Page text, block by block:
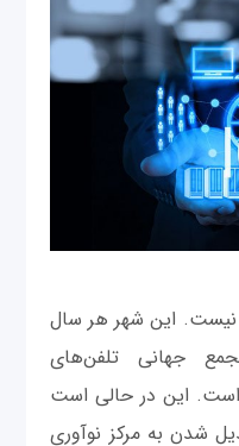
نیست. این شهر هر سال
جهانی تلفن‌های
است. این در حالی است
شدن به مرکز نوآوری